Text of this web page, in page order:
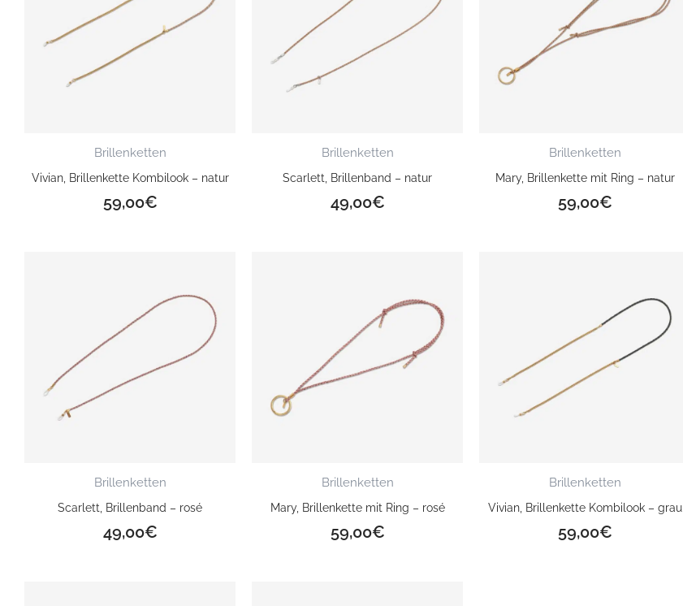
Brillenketten
Vivian, Brillenkette Kombilook – natur
59,00€
Brillenketten
Scarlett, Brillenband – natur
49,00€
Brillenketten
Mary, Brillenkette mit Ring – natur
59,00€
Brillenketten
Scarlett, Brillenband – rosé
49,00€
Brillenketten
Mary, Brillenkette mit Ring – rosé
59,00€
Brillenketten
Vivian, Brillenkette Kombilook – grau
59,00€